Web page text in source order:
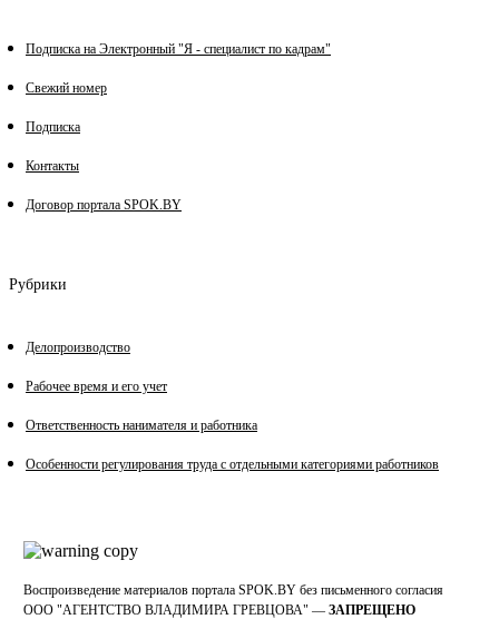
Подписка на Электронный "Я - специалист по кадрам"
Свежий номер
Подписка
Контакты
Договор портала SPOK.BY
Рубрики
Делопроизводство
Рабочее время и его учет
Ответственность нанимателя и работника
Особенности регулирования труда с отдельными категориями работников
Воспроизведение материалов портала SPOK.BY без письменного согласия
OOO "АГЕНТСТВО ВЛАДИМИРА ГРЕВЦОВА" — ЗАПРЕЩЕНО